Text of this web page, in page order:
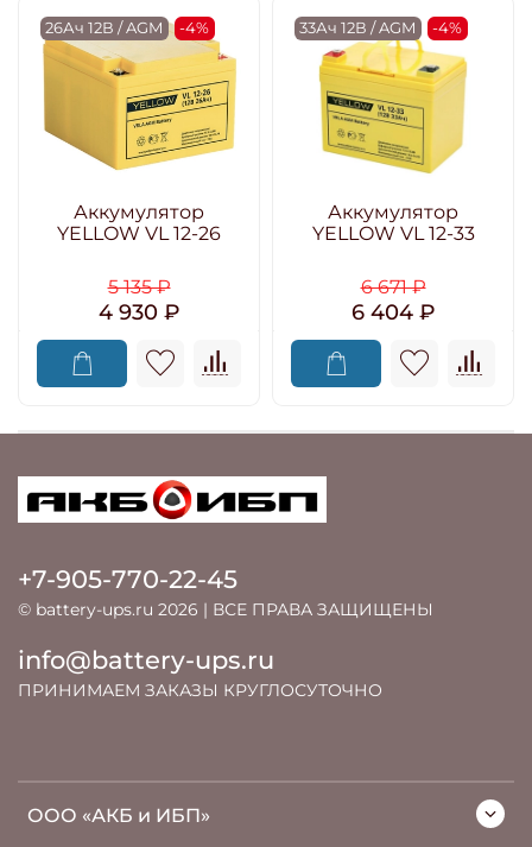
26Ач 12В / AGM -4%
Аккумулятор
YELLOW VL 12-26
5 135 ₽
4 930 ₽
33Ач 12В / AGM -4%
Аккумулятор
YELLOW VL 12-33
6 671 ₽
6 404 ₽
ООО «АКБ и ИБП»
+7-905-770-22-45
© battery-ups.ru 2026 | ВСЕ ПРАВА ЗАЩИЩЕНЫ
info@battery-ups.ru
ПРИНИМАЕМ ЗАКАЗЫ КРУГЛОСУТОЧНО